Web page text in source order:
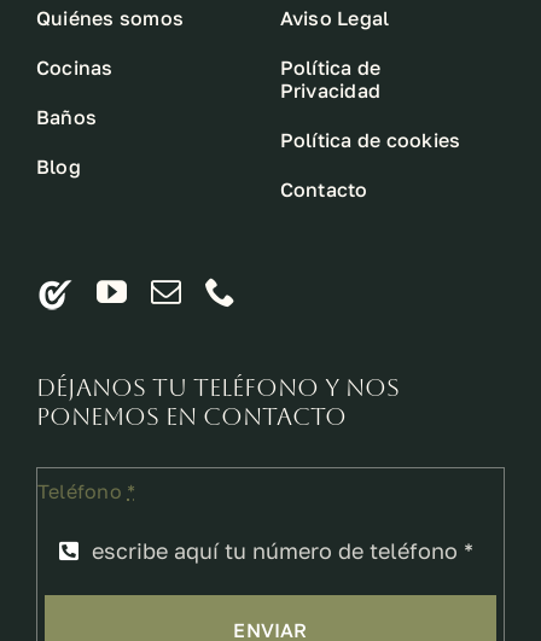
Quiénes somos
Cocinas
Baños
Blog
Aviso Legal
Política de
Privacidad
Política de cookies
Contacto
Déjanos tu teléfono y nos
ponemos en contacto
Teléfono *
ENVIAR